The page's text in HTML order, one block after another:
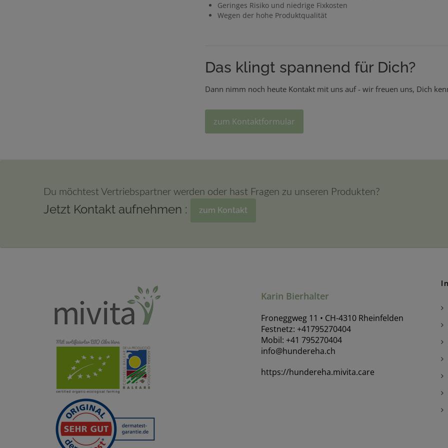
Geringes Risiko und niedrige Fixkosten
Wegen der hohe Produktqualität
Das klingt spannend für Dich?
Dann nimm noch heute Kontakt mit uns auf - wir freuen uns, Dich
zum Kontaktformular
Du möchtest Vertriebspartner werden oder hast Fragen zu unseren Produkten?
Jetzt Kontakt aufnehmen : zum Kontakt
Karin Bierhalter
Froneggweg 11 • CH-4310 Rheinfelden
Festnetz: +41795270404
Mobil: +41 795270404
info@hundereha.ch
https://hundereha.mivita.care